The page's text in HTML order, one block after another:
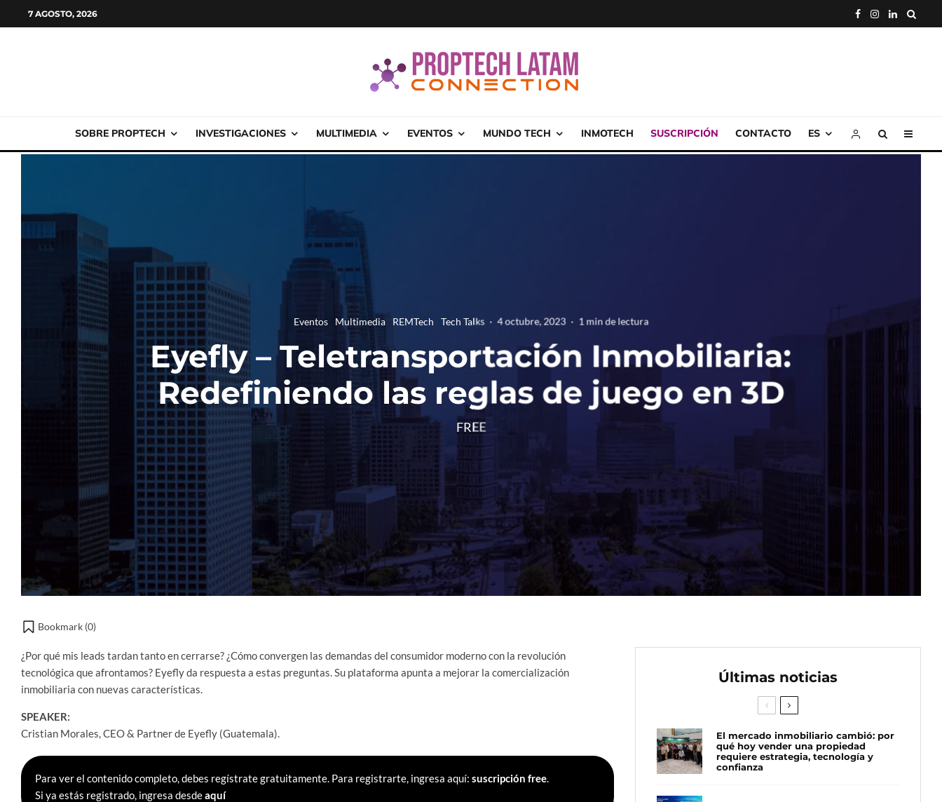
7 AGOSTO, 2026
SOBRE PROPTECH INVESTIGACIONES MULTIMEDIA EVENTOS MUNDO TECH INMOTECH SUSCRIPCIÓN CONTACTO ES
Eventos Multimedia REMTech Tech Talks · 4 octubre, 2023 · 1 min de lectura
Eyefly – Teletransportación Inmobiliaria:
Redefiniendo las reglas de juego en 3D
FREE
Bookmark (0)
¿Por qué mis leads tardan tanto en cerrarse? ¿Cómo convergen las demandas del consumidor moderno con la revolución
tecnológica que afrontamos? Eyefly da respuesta a estas preguntas. Su plataforma apunta a mejorar la comercialización
inmobiliaria con nuevas características.
SPEAKER:
Cristian Morales, CEO & Partner de Eyefly (Guatemala).
Para ver el contenido completo, debes regístrate gratuitamente. Para registrarte, ingresa aquí: suscripción free.
Si ya estás registrado, ingresa desdeaquí
Últimas noticias
El mercado inmobiliario cambió: por
qué hoy vender una propiedad
requiere estrategia, tecnología y
confianza